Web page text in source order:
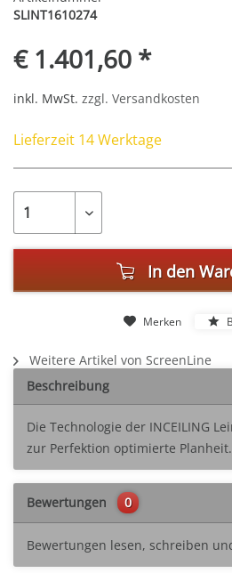
SLINT1610274
€ 1.401,60 *
inkl. MwSt. zzgl. Versandkosten
Lieferzeit 14 Werktage
In den
Merken
Weitere Artikel von ScreenLine
Beschreibung
Die Technologie der INCEILING
zur Perfektion optimierte
Bewertungen 0
Bewertungen lesen, schreiben